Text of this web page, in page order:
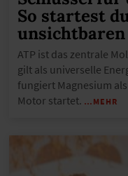
So startest
ATP ist das zentrale
gilt als universelle
fungiert Magnesium
Motor startet. …MEHR